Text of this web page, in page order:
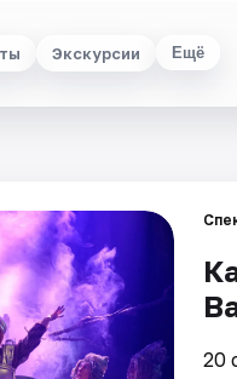
Экскурсии Ещё
20